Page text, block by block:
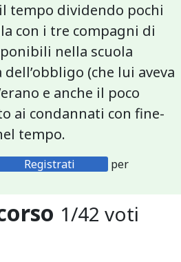
il tempo dividendo pochi
con i tre compagni di
nella scuola
dell’obbligo (che lui aveva
e anche il poco
ai condannati con fine-
tempo.
Registrati
per
1/42 voti